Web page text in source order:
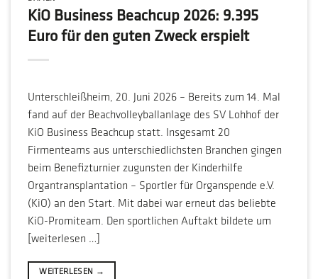
KiO Business Beachcup 2026: 9.395
Euro für den guten Zweck erspielt
Unterschleißheim, 20. Juni 2026 – Bereits zum 14. Mal
fand auf der Beachvolleyballanlage des SV Lohhof der
KiO Business Beachcup statt. Insgesamt 20
Firmenteams aus unterschiedlichsten Branchen gingen
beim Benefizturnier zugunsten der Kinderhilfe
Organtransplantation – Sportler für Organspende e.V.
(KiO) an den Start. Mit dabei war erneut das beliebte
KiO-Promiteam. Den sportlichen Auftakt bildete um
[weiterlesen …]
WEITERLESEN →